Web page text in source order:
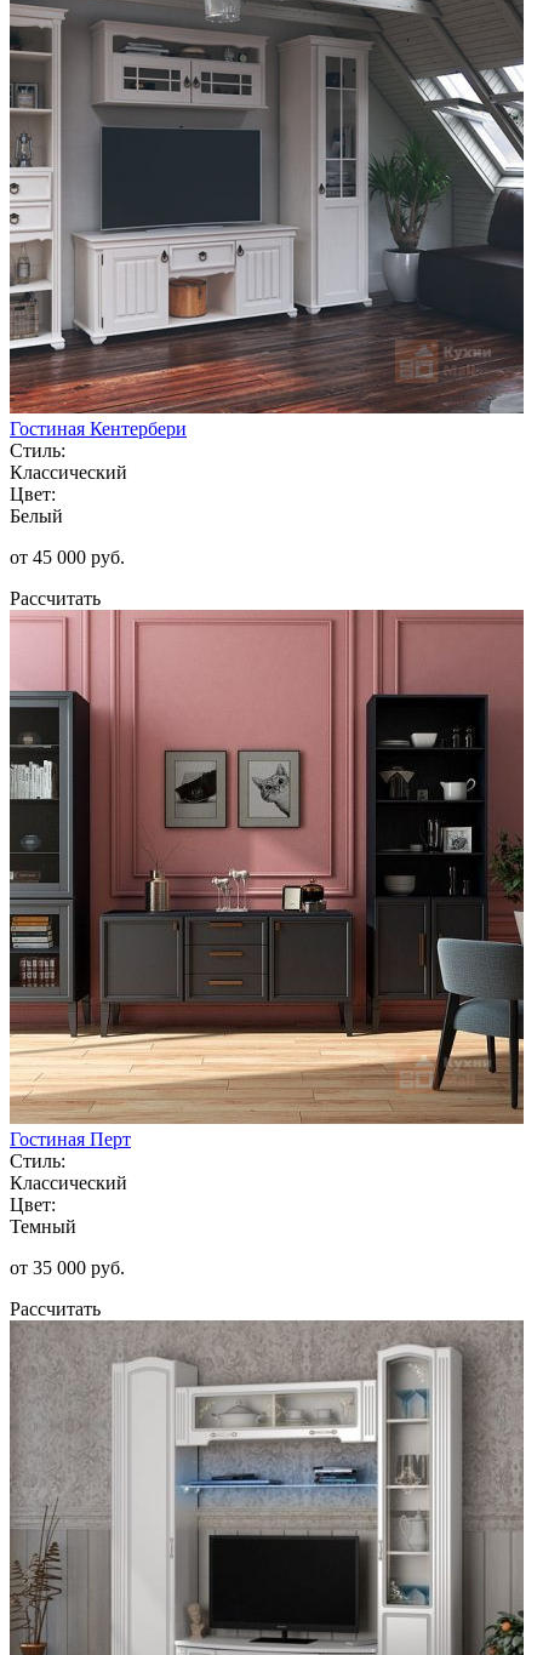
Гостиная Кентербери
Стиль:
Классический
Цвет:
Белый
от 45 000 руб.
Рассчитать
Гостиная Перт
Стиль:
Классический
Цвет:
Темный
от 35 000 руб.
Рассчитать